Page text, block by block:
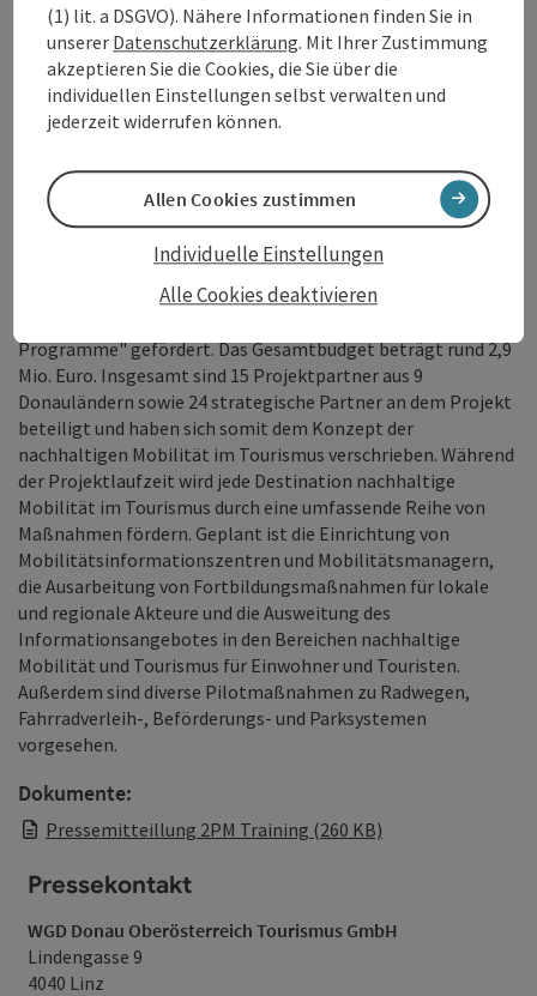
vorheriges Element
nächstes Element
Das Projekt läuft insgesamt zweieinhalb Jahre und wird
Programme" gefördert. Das Gesamtbudget beträgt rund 2,9
Mio. Euro. Insgesamt sind 15 Projektpartner aus 9
Donauländern sowie 24 strategische Partner an dem Projekt
beteiligt und haben sich somit dem Konzept der
nachhaltigen Mobilität im Tourismus verschrieben. Während
der Projektlaufzeit wird jede Destination nachhaltige
Mobilität im Tourismus durch eine umfassende Reihe von
Maßnahmen fördern. Geplant ist die Einrichtung von
Mobilitätsinformationszentren und Mobilitätsmanagern,
die Ausarbeitung von Fortbildungsmaßnahmen für lokale
und regionale Akteure und die Ausweitung des
Informationsangebotes in den Bereichen nachhaltige
Mobilität und Tourismus für Einwohner und Touristen.
Außerdem sind diverse Pilotmaßnahmen zu Radwegen,
Fahrradverleih-, Beförderungs- und Parksystemen
vorgesehen.
Dokumente:
Pressemitteillung 2PM Training (260 KB)
Pressekontakt
WGD Donau Oberösterreich Tourismus GmbH
Lindengasse 9
4040 Linz
(1) lit. a DSGVO). Nähere Informationen finden Sie in
unserer Datenschutzerklärung. Mit Ihrer Zustimmung
akzeptieren Sie die Cookies, die Sie über die
individuellen Einstellungen selbst verwalten und
jederzeit widerrufen können.
Alle Cookies deaktivieren
Individuelle Einstellungen
Allen Cookies zustimmen